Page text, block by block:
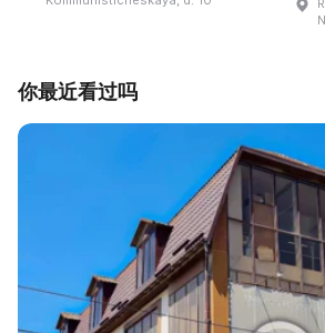
你最近看过吗